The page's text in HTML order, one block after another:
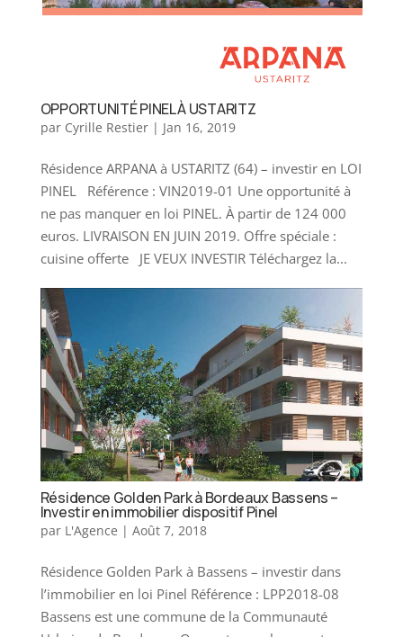
OPPORTUNITÉ PINEL À USTARITZ
par Cyrille Restier| Jan 16, 2019
Résidence ARPANA à USTARITZ (64) – investir en LOI
PINEL Référence : VIN2019-01 Une opportunité à
ne pas manquer en loi PINEL. À partir de 124 000
euros. LIVRAISON EN JUIN 2019. Offre spéciale :
cuisine offerte JE VEUX INVESTIR Téléchargez la...
Résidence Golden Park à Bordeaux Bassens –
Investir en immobilier dispositif Pinel
par L'Agence | Août 7, 2018
Résidence Golden Park à Bassens – investir dans
l’immobilier en loi Pinel Référence : LPP2018-08
Bassens est une commune de la Communauté